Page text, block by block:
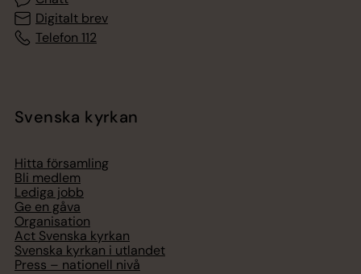
Digitalt brev
Telefon 112
Svenska kyrkan
Hitta församling
Bli medlem
Lediga jobb
Ge en gåva
Organisation
Act Svenska kyrkan
Svenska kyrkan i utlandet
Press – nationell nivå